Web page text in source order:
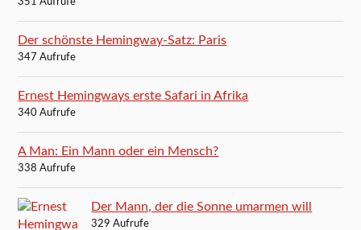
Der schönste Hemingway-Satz: Paris
347 Aufrufe
Ernest Hemingways erste Safari in Afrika
340 Aufrufe
A Man: Ein Mann oder ein Mensch?
338 Aufrufe
Der Mann, der die Sonne umarmen will
329 Aufrufe